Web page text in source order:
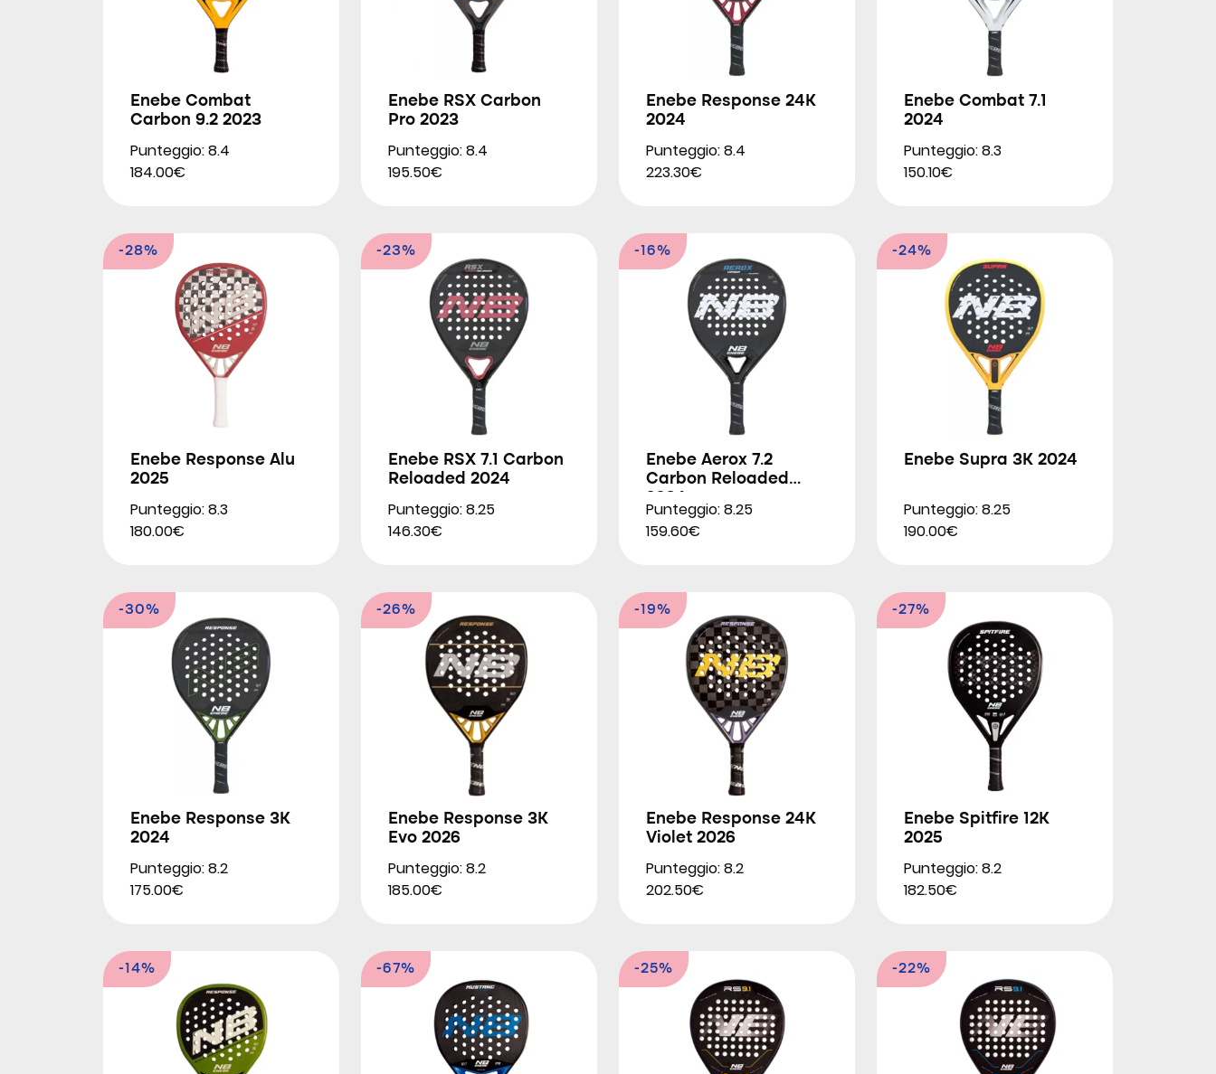
Enebe Combat
Carbon 9.2 2023
Punteggio: 8.4
184.00€
Enebe RSX Carbon
Pro 2023
Punteggio: 8.4
195.50€
Enebe Response 24K
2024
Punteggio: 8.4
223.30€
Enebe Combat 7.1
2024
Punteggio: 8.3
150.10€
-28%
Enebe Response Alu
2025
Punteggio: 8.3
180.00€
-23%
Enebe RSX 7.1 Carbon
Reloaded 2024
Punteggio: 8.25
146.30€
-16%
Enebe Aerox 7.2
Carbon Reloaded
Punteggio: 8.25
159.60€
-24%
Enebe Supra 3K 2024
Punteggio: 8.25
190.00€
-30%
Enebe Response 3K
2024
Punteggio: 8.2
175.00€
-26%
Enebe Response 3K
Evo 2026
Punteggio: 8.2
185.00€
-19%
Enebe Response 24K
Violet 2026
Punteggio: 8.2
202.50€
-27%
Enebe Spitfire 12K
2025
Punteggio: 8.2
182.50€
-14% -67% -25% -22%